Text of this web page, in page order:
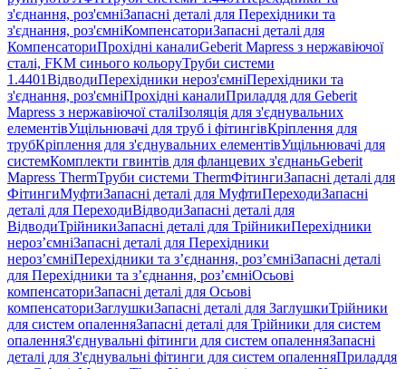
з'єднання, роз'ємніЗапасні деталі для Перехідники та
з'єднання, роз'ємніКомпенсаториЗапасні деталі для
КомпенсаториПрохідні каналиGeberit Mapress з нержавіючої
сталі, FKM синього кольоруТруби системи
1.4401ВідводиПерехідники нероз'ємніПерехідники та
з'єднання, роз'ємніПрохідні каналиПриладдя для Geberit
Mapress з нержавіючої сталіІзоляція для з'єднувальних
елементівУщільнювачі для труб і фітингівКріплення для
трубКріплення для з'єднувальних елементівУщільнювачі для
системКомплекти гвинтів для фланцевих з'єднаньGeberit
Mapress ThermТруби системи ThermФітингиЗапасні деталі для
ФітингиМуфтиЗапасні деталі для МуфтиПереходиЗапасні
деталі для ПереходиВідводиЗапасні деталі для
ВідводиТрійникиЗапасні деталі для ТрійникиПерехідники
нероз’ємніЗапасні деталі для Перехідники
нероз’ємніПерехідники та з’єднання, роз’ємніЗапасні деталі
для Перехідники та з’єднання, роз’ємніОсьові
компенсаториЗапасні деталі для Осьові
компенсаториЗаглушкиЗапасні деталі для ЗаглушкиТрійники
для систем опаленняЗапасні деталі для Трійники для систем
опаленняЗ'єднувальні фітинги для систем опаленняЗапасні
деталі для З'єднувальні фітинги для систем опаленняПриладдя